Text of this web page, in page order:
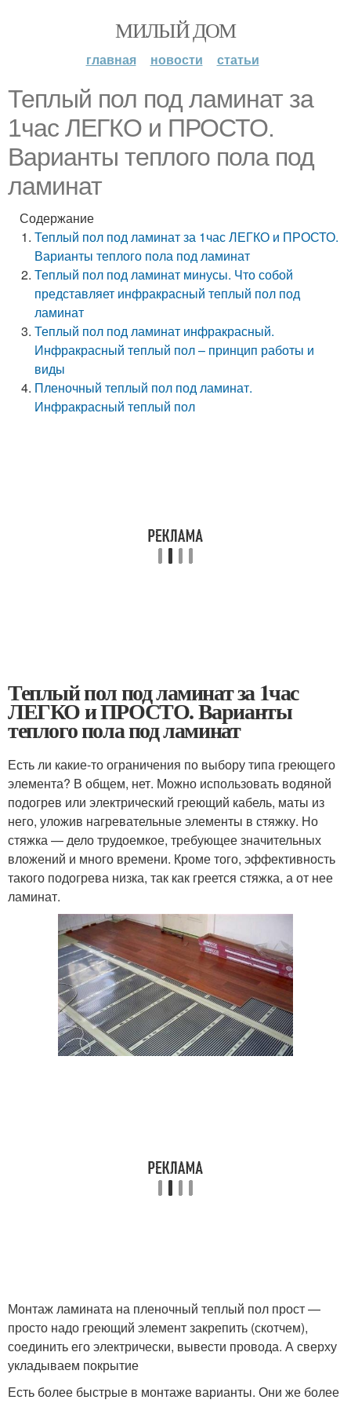
МИЛЫЙ ДОМ
главная новости статьи
Теплый пол под ламинат за
1час ЛЕГКО и ПРОСТО.
Варианты теплого пола под
ламинат
Содержание
Теплый пол под ламинат за 1час ЛЕГКО и ПРОСТО.
Варианты теплого пола под ламинат
Теплый пол под ламинат минусы. Что собой
представляет инфракрасный теплый пол под
ламинат
Теплый пол под ламинат инфракрасный.
Инфракрасный теплый пол – принцип работы и
виды
Пленочный теплый пол под ламинат.
Инфракрасный теплый пол
Теплый пол под ламинат за 1час
ЛЕГКО и ПРОСТО. Варианты
теплого пола под ламинат
Есть ли какие-то ограничения по выбору типа греющего
элемента? В общем, нет. Можно использовать водяной
подогрев или электрический греющий кабель, маты из
него, уложив нагревательные элементы в стяжку. Но
стяжка — дело трудоемкое, требующее значительных
вложений и много времени. Кроме того, эффективность
такого подогрева низка, так как греется стяжка, а от нее
ламинат.
Монтаж ламината на пленочный теплый пол прост —
просто надо греющий элемент закрепить (скотчем),
соединить его электрически, вывести провода. А сверху
укладываем покрытие
Есть более быстрые в монтаже варианты. Они же более